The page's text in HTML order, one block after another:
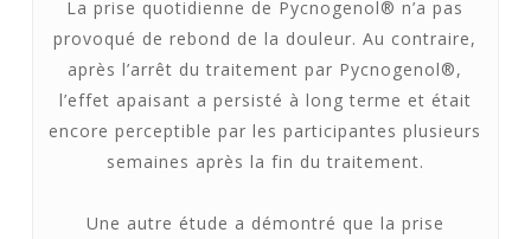
La prise quotidienne de Pycnogenol® n’a pas
provoqué de rebond de la douleur. Au contraire,
après l’arrêt du traitement par Pycnogenol®,
l’effet apaisant a persisté à long terme et était
encore perceptible par les participantes plusieurs
semaines après la fin du traitement.
Une autre étude a démontré que la prise